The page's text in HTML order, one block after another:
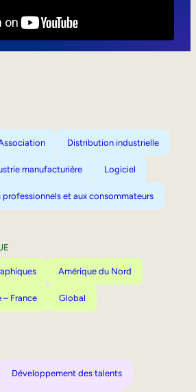
Distribution industrielle
manufacturière Logiciel
professionnels et aux consommateurs
Amérique du Nord
– France Global
Développement des talents